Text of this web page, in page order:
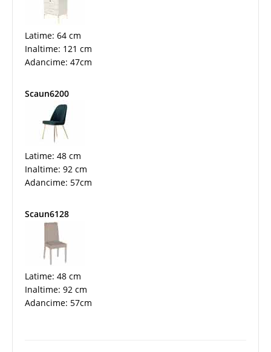
Latime: 64 cm
Inaltime: 121 cm
Adancime: 47cm
Scaun6200
Latime: 48 cm
Inaltime: 92 cm
Adancime: 57cm
Scaun6128
Latime: 48 cm
Inaltime: 92 cm
Adancime: 57cm